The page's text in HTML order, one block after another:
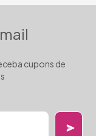
cupons de